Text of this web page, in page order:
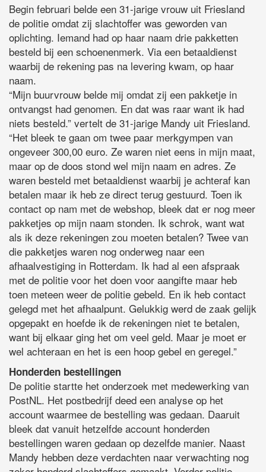
Begin februari belde een 31-jarige vrouw uit Friesland
de politie omdat zij slachtoffer was geworden van
oplichting. Iemand had op haar naam drie pakketten
besteld bij een schoenenmerk. Via een betaaldienst
waarbij de rekening pas na levering kwam, op haar
naam.
“Mijn buurvrouw belde mij omdat zij een pakketje in
ontvangst had genomen. En dat was raar want ik had
niets besteld.” vertelt de 31-jarige Mandy uit Friesland.
“Het bleek te gaan om twee paar merkgympen van
ongeveer 300,00 euro. Ze waren niet eens in mijn maat,
maar op de doos stond wel mijn naam en adres. Ze
waren besteld met betaaldienst waarbij je achteraf kan
betalen maar ik heb ze direct terug gestuurd. Toen ik
contact op nam met de webshop, bleek dat er nog meer
pakketjes op mijn naam stonden. Ik schrok, want wat
als ik deze rekeningen zou moeten betalen? Twee van
die pakketjes waren nog onderweg naar een
afhaalvestiging in Rotterdam. Ik had al een afspraak
met de politie voor het doen voor aangifte maar heb
toen meteen weer de politie gebeld. En ik heb contact
gelegd met het afhaalpunt. Gelukkig werd de zaak gelijk
opgepakt en hoefde ik de rekeningen niet te betalen,
want bij elkaar ging het om veel geld. Maar je moet er
wel achteraan en het is een hoop gebel en geregel.”
Honderden bestellingen
De politie startte het onderzoek met medewerking van
PostNL. Het postbedrijf deed een analyse op het
account waarmee de bestelling was gedaan. Daaruit
bleek dat vanuit hetzelfde account honderden
bestellingen waren gedaan op dezelfde manier. Naast
Mandy hebben deze verdachten naar verwachting nog